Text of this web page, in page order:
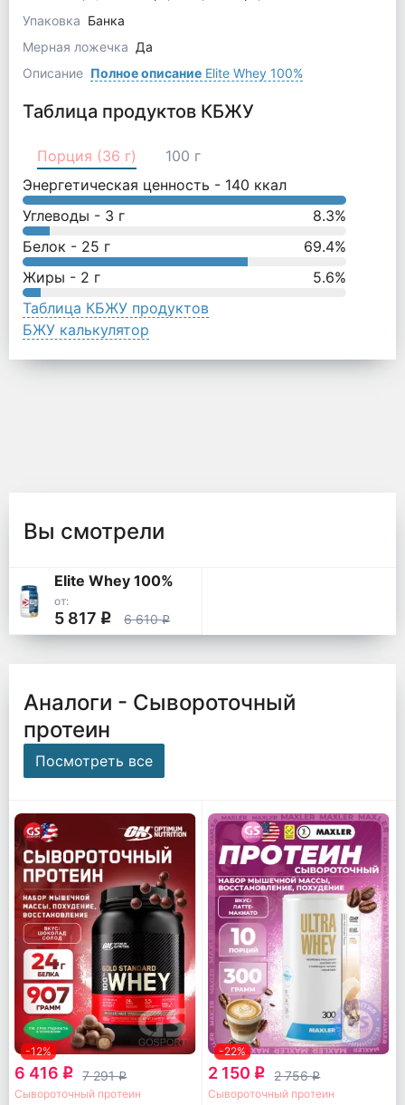
Упаковка Банка
Мерная ложечка Да
Описание Полное описаниеElite Whey 100%
Таблица продуктов КБЖУ
Порция (36 г)
100 г
Энергетическая ценность - 140 ккал
Углеводы - 3 г 8.3%
Белок - 25 г 69.4%
Жиры - 2 г 5.6%
Таблица КБЖУ продуктов
БЖУ калькулятор
Вы смотрели
Elite Whey 100%
от:
5 817 q 6 610q
Аналоги - Сывороточный
протеин
Посмотреть все
-12%
6 416 q 7 291q
Сывороточный протеин
-22%
2 150 q 2 756q
Сывороточный протеин